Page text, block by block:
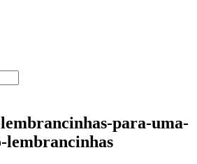
para-uma-
lembrancinhas